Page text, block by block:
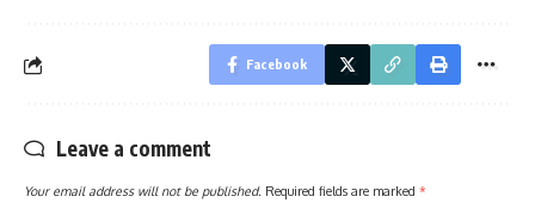
Facebook
Leave a comment
Your email address will not be published. Required fields are marked *